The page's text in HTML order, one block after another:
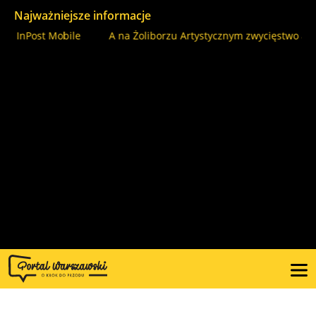
Najważniejsze informacje
Mobile A na Żoliborzu Artystycznym zwycięstwo